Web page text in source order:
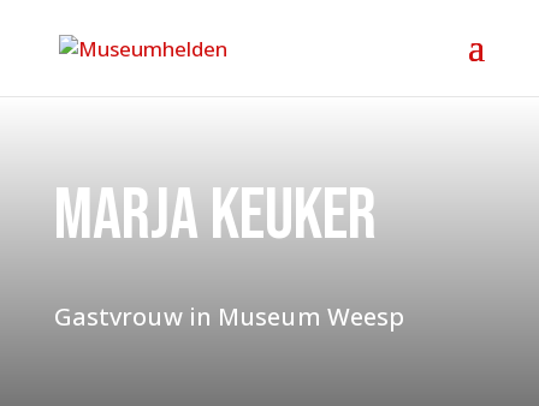
Marja Keuker
Gastvrouw in Museum Weesp